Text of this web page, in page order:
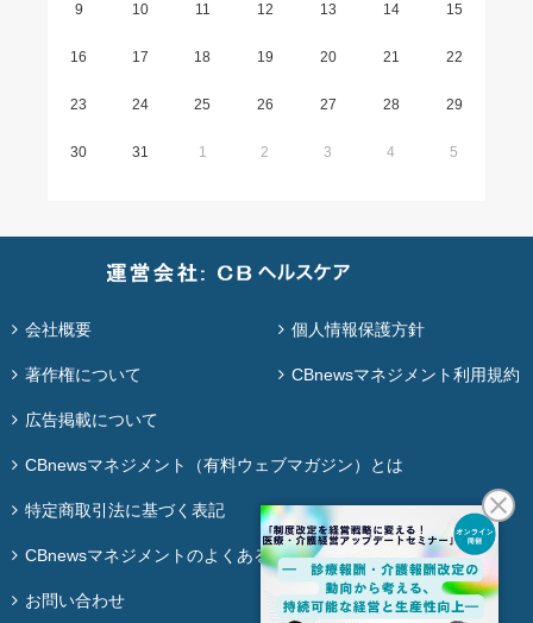
9 10 11 12 13 14 15
16 17 18 19 20 21 22
23 24 25 26 27 28 29
30 31 1 2 3 4 5
会社概要 個人情報保護方針
著作権について CBnewsマネジメント利用規約
広告掲載について
CBnewsマネジメント（有料ウェブマガジン）とは
特定商取引法に基づく表記
CBnewsマネジメントのよくある質問
お問い合わせ